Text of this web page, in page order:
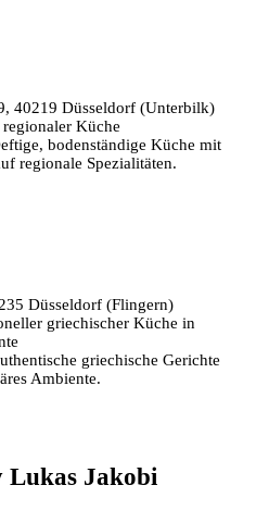
40219 Düsseldorf (Unterbilk)
Küche
bodenständige Küche mit
regionale Spezialitäten.
Düsseldorf (Flingern)
griechischer Küche in
griechische Gerichte
Ambiente.
Lukas Jakobi